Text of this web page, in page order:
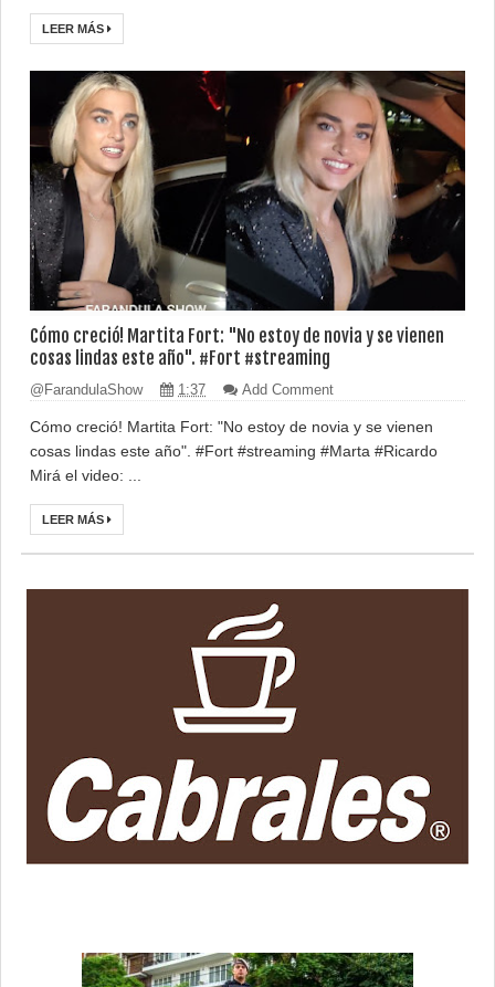
LEER MÁS
Cómo creció! Martita Fort: "No estoy de novia y se vienen
cosas lindas este año". #Fort #streaming
@FarandulaShow 1:37 Add Comment
Cómo creció! Martita Fort: "No estoy de novia y se vienen
cosas lindas este año". #Fort #streaming #Marta #Ricardo
Mirá el video: ...
LEER MÁS